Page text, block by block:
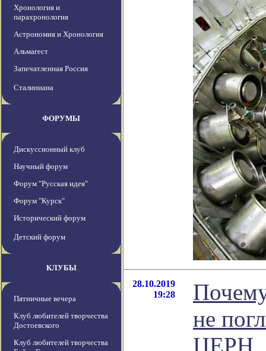
Хронология и
парахронология
Астрономия и Хронология
Альмагест
Запечатленная Россия
Сталиниана
ФОРУМЫ
Дискуссионный клуб
Научный форум
Форум "Русская идея"
Форум "Курск"
Исторический форум
Детский форум
КЛУБЫ
Пятничные вечера
Клуб любителей творчества
Достоевского
Клуб любителей творчества
28.10.2019
19:28
не
ЦЕРН